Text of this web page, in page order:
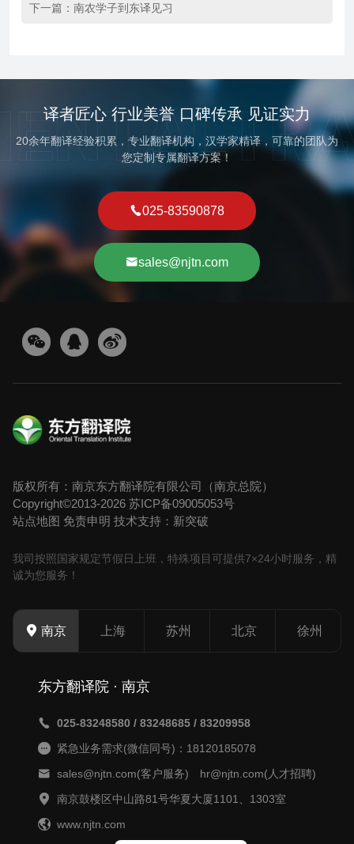
下一篇： 南农学子到东译见习
译者匠心 行业美誉 口碑传承 见证实力
20余年翻译经验积累，专业翻译机构，汉学家精译，可靠的团队为
您定制专属翻译方案！
025-83590878
sales@njtn.com
版权所有：南京东方翻译院有限公司（南京总院）
Copyright©2013-2026 苏ICP备09005053号
站点地图 免责申明 技术支持：新突破
我司按照国家规定节假日上班，特殊项目可提供7×24小时服务，精
诚为您服务！
南京 上海 苏州 北京 徐州
东方翻译院 · 南京
025-83248580 / 83248685 / 83209958
紧急业务需求(微信同号)：18120185078
sales@njtn.com(客户服务) hr@njtn.com(人才招聘)
南京鼓楼区中山路81号华夏大厦1101、1303室
www.njtn.com